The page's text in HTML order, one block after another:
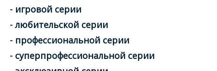
- игровой серии
- любительской серии
- профессиональной серии
- суперпрофессиональной серии